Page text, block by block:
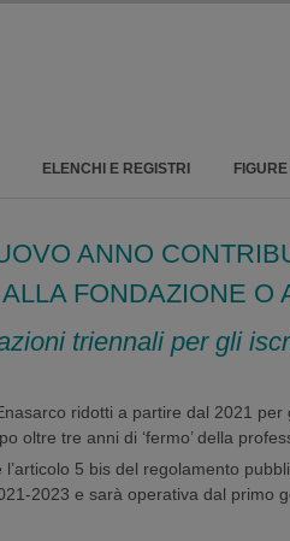
ELENCHI E REGISTRI
ANNO
ALLA FONDAZIONE O
triennali per gli
ridotti a partire dal 2021
oltre tre anni di ‘fermo’ della
l’articolo 5 bis del regolamento
2023 e sarà operativa dal primo